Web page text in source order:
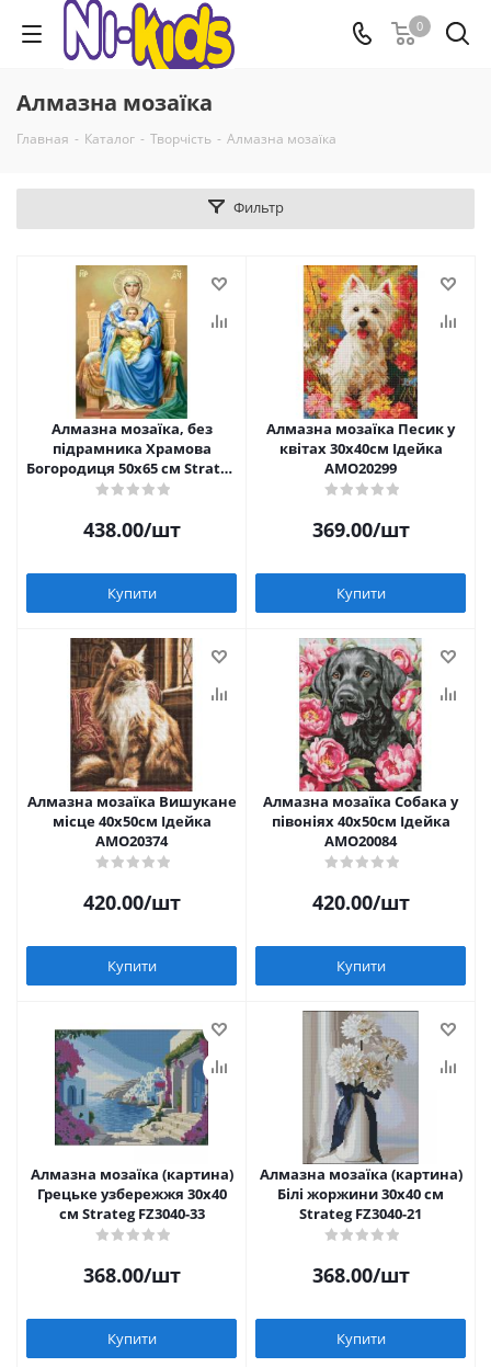
0
Алмазна мозаїка
Главная - Каталог - Творчість - Алмазна мозаїка
Фильтр
Алмазна мозаїка, без
підрамника Храмова
Богородиця 50х65 см Strateg
SGK86001
438.00/шт
Купити
Алмазна мозаїка Песик у
квітах 30х40см Ідейка
AMO20299
369.00/шт
Купити
Алмазна мозаїка Вишукане
місце 40х50см Ідейка
AMO20374
420.00/шт
Купити
Алмазна мозаїка Собака у
півоніях 40х50см Ідейка
AMO20084
420.00/шт
Купити
Алмазна мозаїка (картина)
Грецьке узбережжя 30х40
см Strateg FZ3040-33
368.00/шт
Купити
Алмазна мозаїка (картина)
Білі жоржини 30х40 см
Strateg FZ3040-21
368.00/шт
Купити